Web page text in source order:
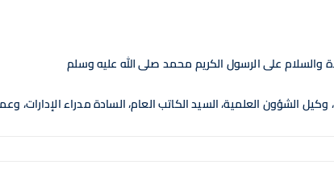
والسلام على الرسول الكريم محمد صلى الله عليه وسلم
وكيل الشؤون العلمية، السيد الكاتب العام، السادة مدراء الإدارات،